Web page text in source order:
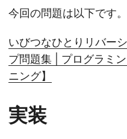
今回の問題は以下です。
いびつなひとりリバー
プ問題集 | プログラミ
ニング】
実装